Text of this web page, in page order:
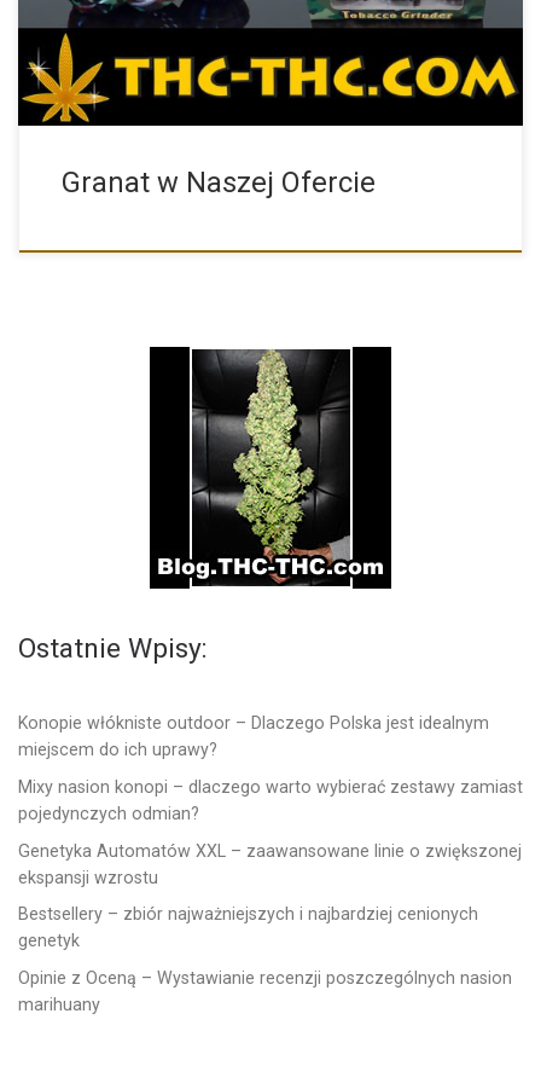
Granat w Naszej Ofercie
Ostatnie Wpisy:
Konopie włókniste outdoor – Dlaczego Polska jest idealnym
miejscem do ich uprawy?
Mixy nasion konopi – dlaczego warto wybierać zestawy zamiast
pojedynczych odmian?
Genetyka Automatów XXL – zaawansowane linie o zwiększonej
ekspansji wzrostu
Bestsellery – zbiór najważniejszych i najbardziej cenionych
genetyk
Opinie z Oceną – Wystawianie recenzji poszczególnych nasion
marihuany